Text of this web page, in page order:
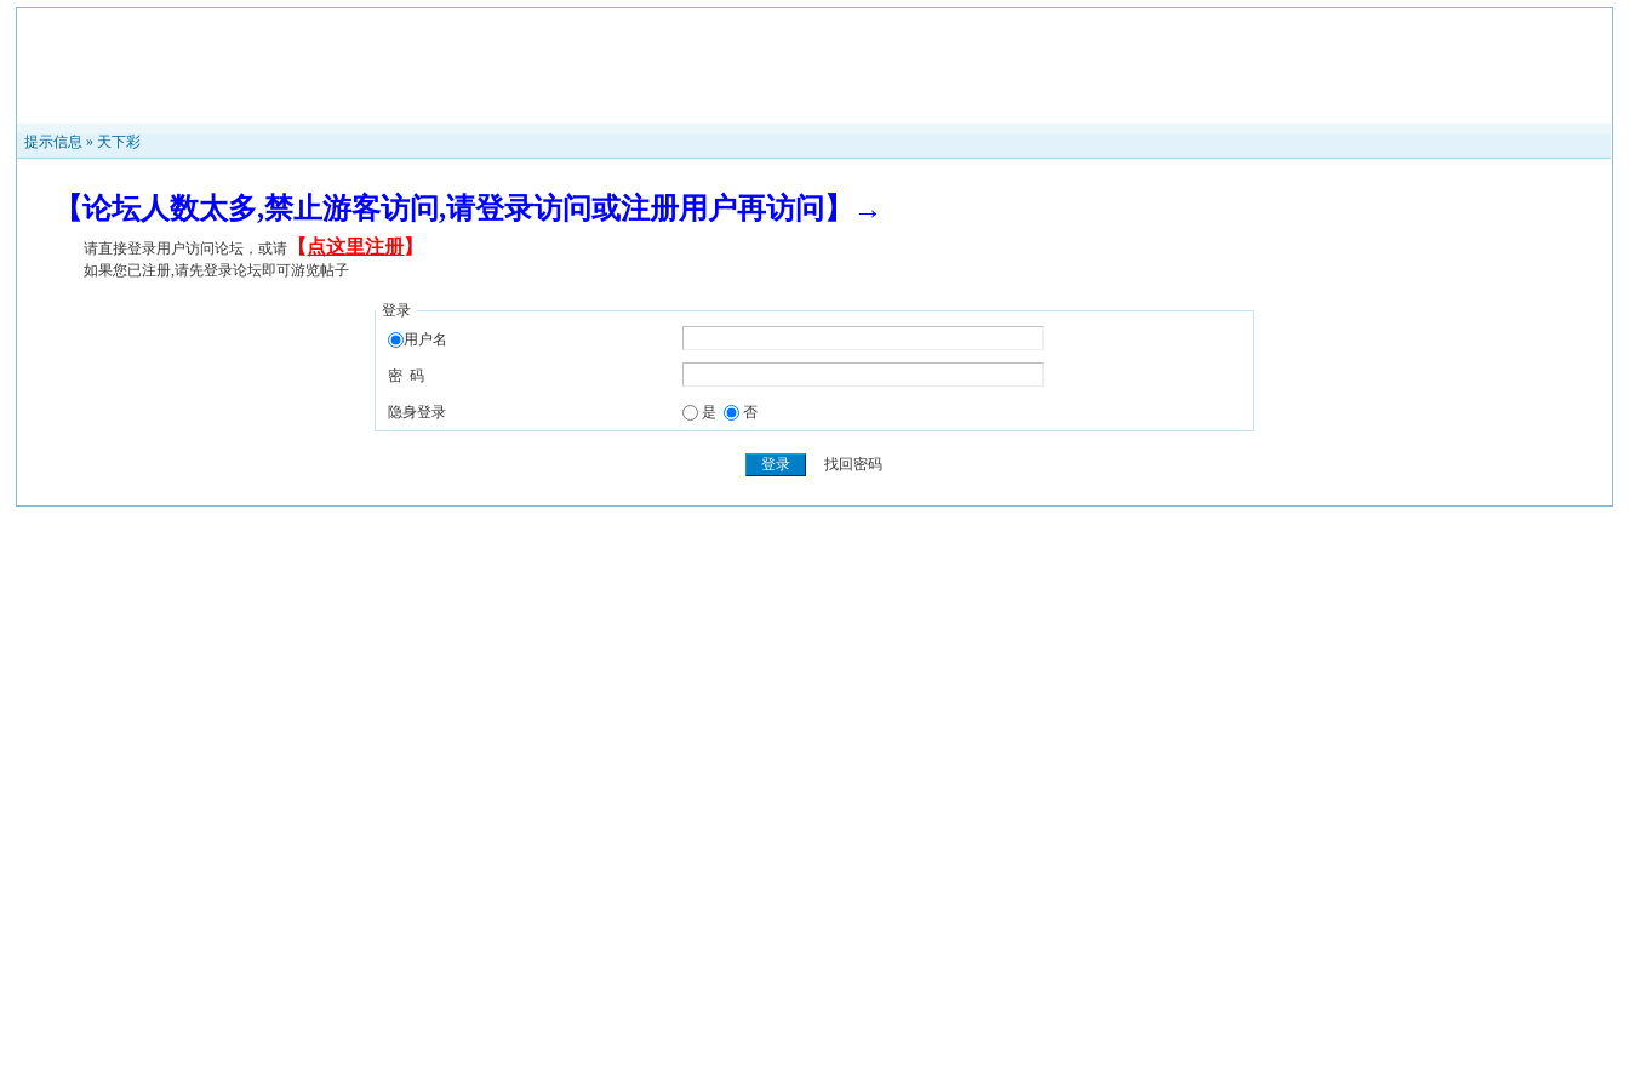
提示信息 » 天下彩
【论坛人数太多,禁止游客访问,请登录访问或注册用户再访问】→
请直接登录用户访问论坛，或请 【 点这里注册】
如果您已注册,请先登录论坛即可游览帖子
登录
用户名
密 码
隐身登录 是 否
找回密码